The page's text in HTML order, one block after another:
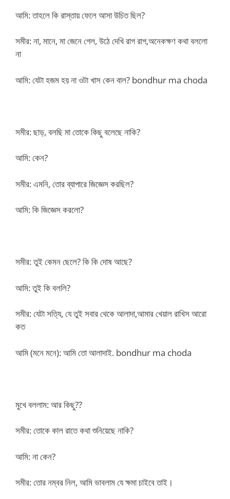
আমি: তাহলে কি রাস্তায় ফেলে আসা উচিত ছিল?
সমীর: না, মানে, মা জেনে গেল, উঠে দেখি রাগ রাগ,অনেকক্ষণ কথা বললো
না
আমি: যেটা হজম হয় না ওটা খাস কেন বাল? bondhur ma choda
সমীর: ছাড়, বলছি মা তোকে কিছু বলেছে নাকি?
আমি: কেন?
সমীর: এমনি, তোর ব্যাপারে জিজ্ঞেস করছিল?
আমি: কি জিজ্ঞেস করলো?
সমীর: তুই কেমন ছেলে? কি কি দোষ আছে?
আমি: তুই কি বললি?
সমীর: যেটা সত্যি, যে তুই সবার থেকে আলাদা,আমার খেয়াল রাখিস আরো
কত
আমি (মনে মনে): আমি তো আলাদাই. bondhur ma choda
মুখে বললাম: আর কিছু??
সমীর: তোকে কাল রাতে কথা শুনিয়েছে নাকি?
আমি: না কেন?
সমীর: তোর নম্বর নিল, আমি ভাবলাম যে ক্ষমা চাইবে তাই।